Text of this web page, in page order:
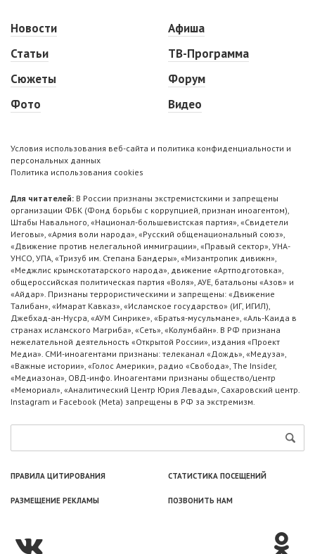
Новости
Статьи
Сюжеты
Фото
Афиша
ТВ-Программа
Форум
Видео
Условия использования веб-сайта и политика конфиденциальности и
персональных данных
Политика использования cookies
Для читателей: В России признаны экстремистскими и запрещены
организации ФБК (Фонд борьбы с коррупцией, признан иноагентом),
Штабы Навального, «Национал-большевистская партия», «Свидетели
Иеговы», «Армия воли народа», «Русский общенациональный союз»,
«Движение против нелегальной иммиграции», «Правый сектор», УНА-
УНСО, УПА, «Тризуб им. Степана Бандеры», «Мизантропик дивижн»,
«Меджлис крымскотатарского народа», движение «Артподготовка»,
общероссийская политическая партия «Воля», АУЕ, батальоны «Азов» и
«Айдар». Признаны террористическими и запрещены: «Движение
Талибан», «Имарат Кавказ», «Исламское государство» (ИГ, ИГИЛ),
Джебхад-ан-Нусра, «АУМ Синрике», «Братья-мусульмане», «Аль-Каида в
странах исламского Магриба», «Сеть», «Колумбайн». В РФ признана
нежелательной деятельность «Открытой России», издания «Проект
Медиа». СМИ-иноагентами признаны: телеканал «Дождь», «Медуза»,
«Важные истории», «Голос Америки», радио «Свобода», The Insider,
«Медиазона», ОВД-инфо. Иноагентами признаны общество/центр
«Мемориал», «Аналитический Центр Юрия Левады», Сахаровский центр.
Instagram и Facebook (Metа) запрещены в РФ за экстремизм.
ПРАВИЛА ЦИТИРОВАНИЯ СТАТИСТИКА ПОСЕЩЕНИЙ
РАЗМЕЩЕНИЕ РЕКЛАМЫ ПОЗВОНИТЬ НАМ